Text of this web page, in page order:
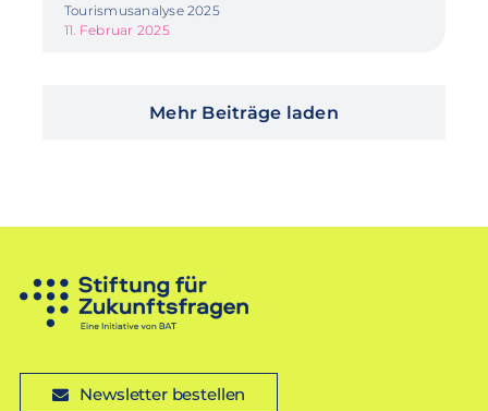
Tourismusanalyse 2025
11. Februar 2025
Mehr Beiträge laden
Newsletter bestellen